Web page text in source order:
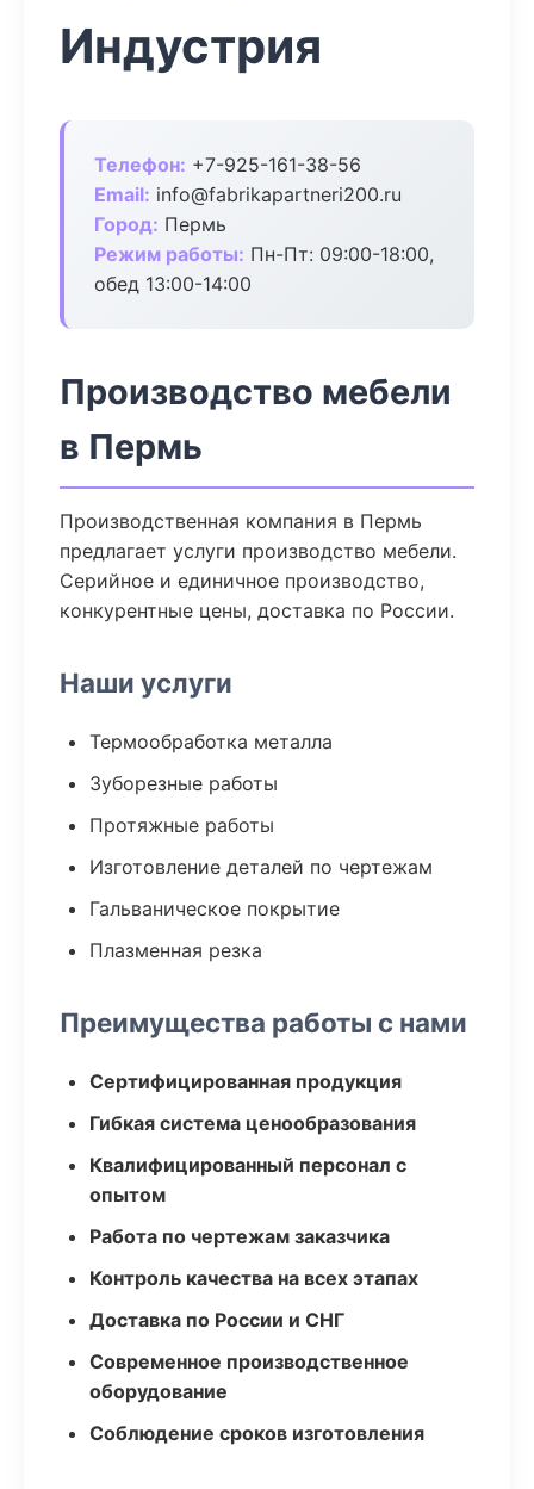
Индустрия
Телефон: +7-925-161-38-56
Email: info@fabrikapartneri200.ru
Город: Пермь
Режим работы: Пн-Пт: 09:00-18:00,
обед 13:00-14:00
Производство мебели
в Пермь
Производственная компания в Пермь
предлагает услуги производство мебели.
Серийное и единичное производство,
конкурентные цены, доставка по России.
Наши услуги
Термообработка металла
Зуборезные работы
Протяжные работы
Изготовление деталей по чертежам
Гальваническое покрытие
Плазменная резка
Преимущества работы с нами
Сертифицированная продукция
Гибкая система ценообразования
Квалифицированный персонал с
опытом
Работа по чертежам заказчика
Контроль качества на всех этапах
Доставка по России и СНГ
Современное производственное
оборудование
Соблюдение сроков изготовления